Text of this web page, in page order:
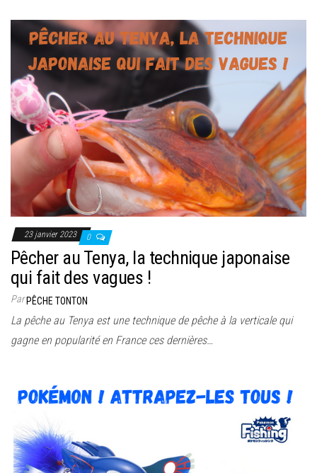
23 janvier 2023 0
Pêcher au Tenya, la technique japonaise
qui fait des vagues !
ParPÊCHE TONTON
La pêche au Tenya est une technique de pêche à la verticale qui
gagne en popularité en France ces dernières…